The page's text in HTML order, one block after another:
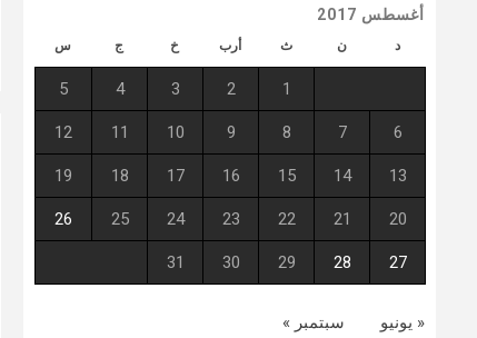
أغسطس 2017
د ن ث أرب خ ج س
1
2
3
4
5
6
7
8
9
10
11
12
13
14
15
16
17
18
19
20
21
22
23
24
25
26
27
28
29
30
31
« يونيو سبتمبر »